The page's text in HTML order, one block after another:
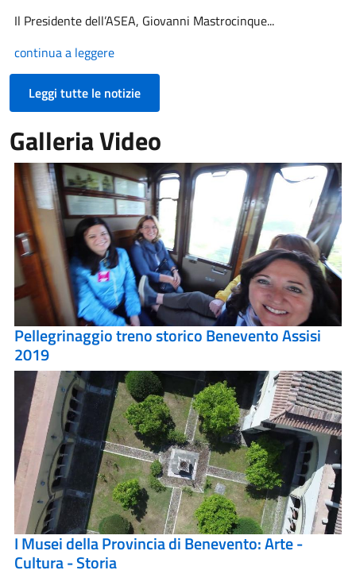
Il Presidente dell’ASEA, Giovanni Mastrocinque...
continua a leggere
Leggi tutte le notizie
Galleria Video
Pellegrinaggio treno storico Benevento Assisi
2019
I Musei della Provincia di Benevento: Arte -
Cultura - Storia